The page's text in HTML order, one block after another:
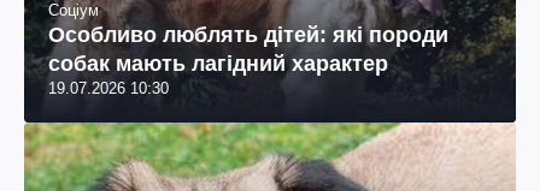
Соціум
Особливо люблять дітей: які породи
собак мають лагідний характер
19.07.2026 10:30